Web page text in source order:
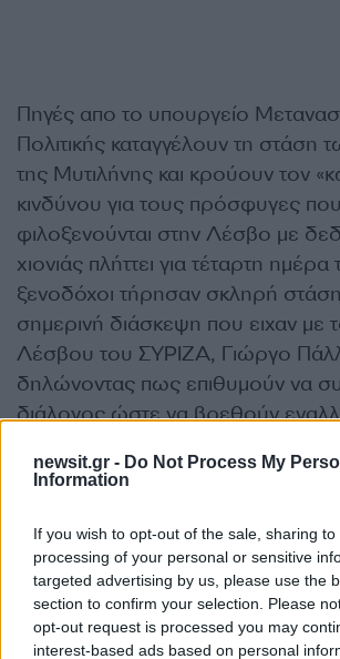
newsit.gr - Do Not Process My
Information
If you wish to opt-out of the sale, sharing
processing of your personal or sensitive
targeted advertising by us, please use the
section to confirm your selection. Please
opt-out request is processed you may
interest-based ads based on personal
Πηγές απο το υπουργείο
Πολιτικής καταγγέλουν τη στάση
της Μυτιλήνης και κρούουν τον
κινδύνου για τους πρόσφυγες που
φιλοξενούνται στην Λέσβο με
χιονιάς πλήττει για τέταρτη ημέρα
ξενοδόχοι τήρησαν σκληρή στάση
σημερινή διάσκεψη που ειχαν με
Λέσβου του ΣΥΡΙΖΑ, Γιώργο
δηλώνοντας πως επιθυμούν να
διάλογος ώστε να βρεθούν
για τη φιλοξενία των
υπευθύνοι των δομών
χάνεται είναι πολύτιμη και
δεν αρθεί το αδιέξοδο,
οικογένειες, θα χαθούν
πολικό ψύχος που επικρατεί στη